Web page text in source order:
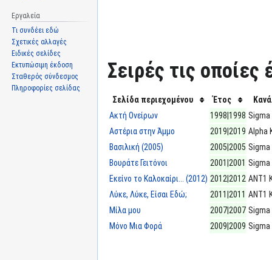
Σειρές τις οποίες
Σελίδα περιεχομένου Έτος
Ακτή Ονείρων
1998|1998 Sigma
Αστέρια στην Άμμο
2019|2019 Alpha
Βασιλική (2005)
2005|2005 Sigma
Βουράτε Γειτόνοι
2001|2001 Sigma
Εκείνο το Καλοκαίρι... (2012) 2012|2012 ΑΝΤ1
Λύκε, Λύκε, Είσαι Εδώ;
2011|2011 ΑΝΤ1
Μίλα μου
2007|2007 Sigma
Μόνο Μια Φορά
2009|2009 Sigma
Εργαλεία
Τι συνδέει εδώ
Σχετικές αλλαγές
Ειδικές σελίδες
Εκτυπώσιμη έκδοση
Σταθερός σύνδεσμος
Πληροφορίες σελίδας